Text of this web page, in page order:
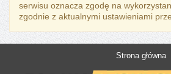
serwisu oznacza zgodę na
zgodnie z aktualnymi ustawieniami
Strona główna